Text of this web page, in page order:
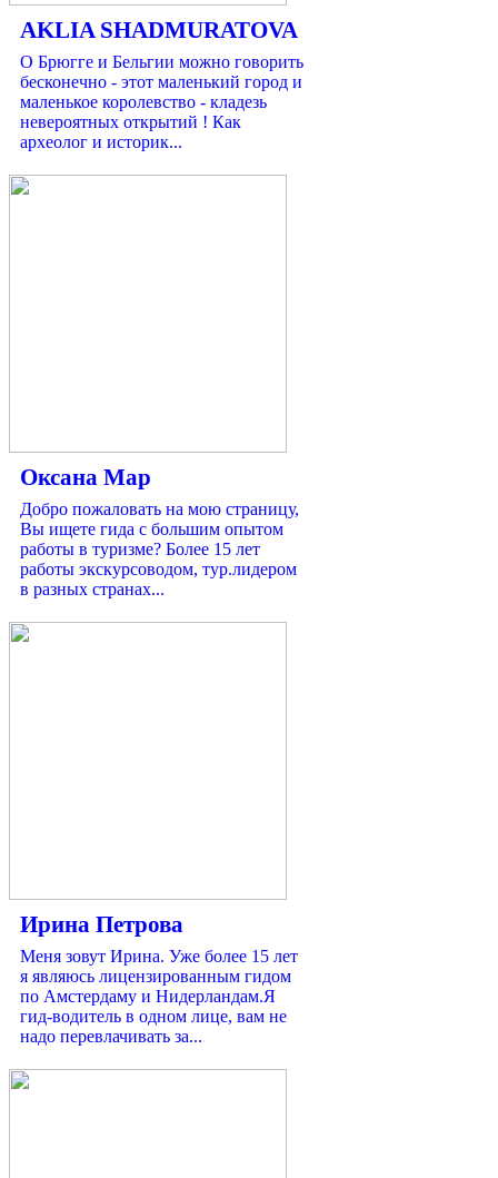
AKLIA SHADMURATOVA
О Брюгге и Бельгии можно говорить
бесконечно - этот маленький город и
маленькое королевство - кладезь
невероятных открытий ! Как
археолог и историк...
Оксана Мар
Добро пожаловать на мою страницу,
Вы ищете гида с большим опытом
работы в туризме? Более 15 лет
работы экскурсоводом, тур.лидером
в разных странах...
Ирина Петрова
Меня зовут Ирина. Уже более 15 лет
я являюсь лицензированным гидом
по Амстердаму и Нидерландам.Я
гид-водитель в одном лице, вам не
надо перевлачивать за...